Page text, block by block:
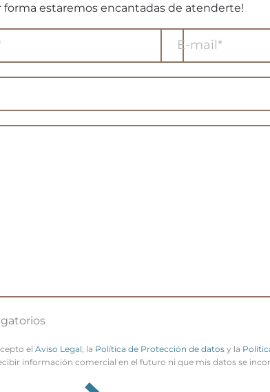
forma estaremos encantadas de atenderte!
el Aviso Legal , la Política de Protección de datos y la
información comercial en el futuro ni que mis datos se